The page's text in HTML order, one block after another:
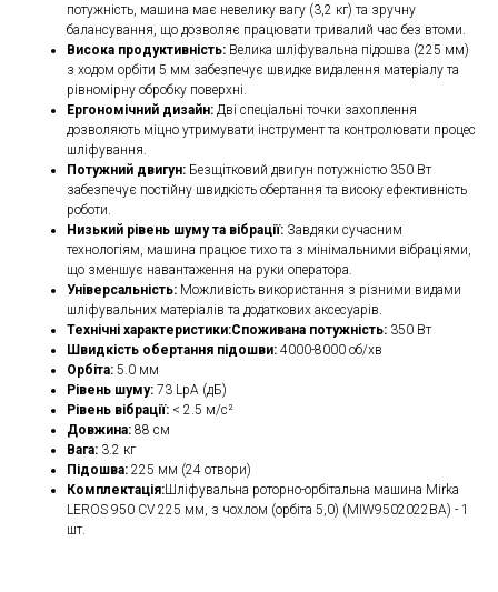
потужність, машина має невелику вагу (3,2 кг) та зручну
балансування, що дозволяє працювати тривалий час без втоми.
Висока продуктивність: Велика шліфувальна підошва (225 мм)
з ходом орбіти 5 мм забезпечує швидке видалення матеріалу та
рівномірну обробку поверхні.
Ергономічний дизайн: Дві спеціальні точки захоплення
дозволяють міцно утримувати інструмент та контролювати процес
шліфування.
Потужний двигун: Безщітковий двигун потужністю 350 Вт
забезпечує постійну швидкість обертання та високу ефективність
роботи.
Низький рівень шуму та вібрації: Завдяки сучасним
технологіям, машина працює тихо та з мінімальними вібраціями,
що зменшує навантаження на руки оператора.
Універсальність: Можливість використання з різними видами
шліфувальних матеріалів та додаткових аксесуарів.
Технічні характеристики:Споживана потужність: 350 Вт
Швидкість обертання підошви: 4000-8000 об/хв
Орбіта: 5.0 мм
Рівень шуму: 73 LpA (дБ)
Рівень вібрації: < 2.5 м/с²
Довжина: 88 см
Вага: 3.2 кг
Підошва: 225 мм (24 отвори)
Комплектація:Шліфувальна роторно-орбітальна машина Mirka
LEROS 950 CV 225 мм, з чохлом (орбіта 5,0) (MIW9502022BA) - 1
шт.